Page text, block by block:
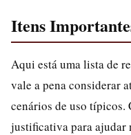
Itens
Aqui está uma lista de
vale a pena considerar
cenários de uso típicos.
justificativa para ajudar